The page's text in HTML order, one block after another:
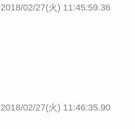
2018/02/27(火) 11:45:59.36
2018/02/27(火) 11:46:35.90